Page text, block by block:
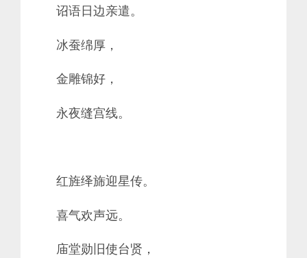
诏语日边亲遣。
冰蚕绵厚，
金雕锦好，
永夜缝宫线。
红旌绎旆迎星传。
喜气欢声远。
庙堂勋旧使台贤，